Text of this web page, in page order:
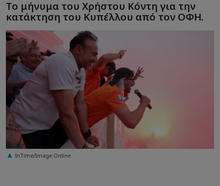
Το μήνυμα του Χρήστου Κόντη για την
κατάκτηση του Κυπέλλου από τον ΟΦΗ.
InTime/Image Online